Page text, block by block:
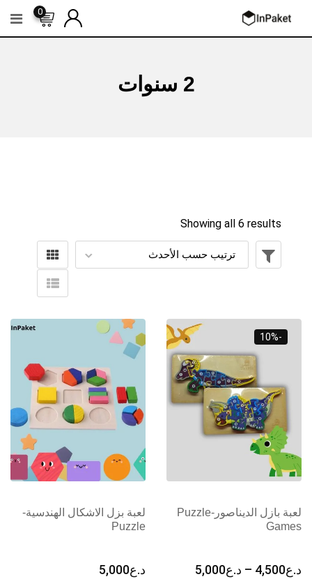
0
2 سنوات
Showing all 6 results
-10%
لعبة بازل الديناصور-Puzzle
Games
د.ع4,500
– د.ع5,000
لعبة بزل الاشكال الهندسية-
Puzzle
د.ع5,000